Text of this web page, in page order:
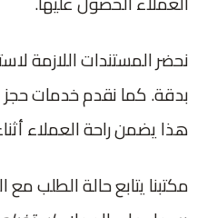
نحضر المستندات اللازمة
بدقة. كما نقدم خدمات حجز
هذا يضمن راحة العملاء
مكتبنا يتابع حالة الطلب مع